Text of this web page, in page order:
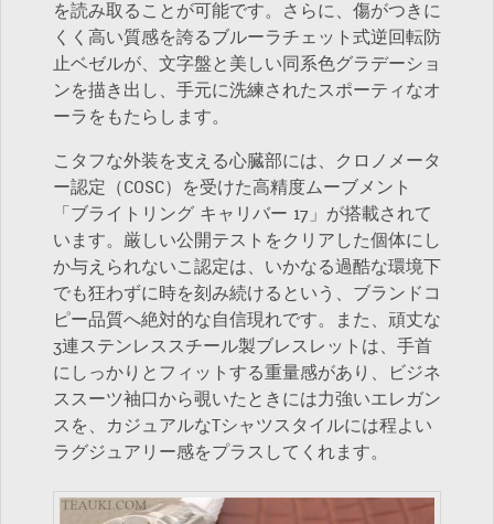
を読み取ることが可能です。さらに、傷がつきに
くく高い質感を誇るブルーラチェット式逆回転防
止ベゼルが、文字盤と美しい同系色グラデーショ
ンを描き出し、手元に洗練されたスポーティなオ
ーラをもたらします。
こタフな外装を支える心臓部には、クロノメータ
ー認定（COSC）を受けた高精度ムーブメント
「ブライトリング キャリバー 17」が搭載されて
います。厳しい公開テストをクリアした個体にし
か与えられないこ認定は、いかなる過酷な環境下
でも狂わずに時を刻み続けるという、ブランドコ
ピー品質へ絶対的な自信現れです。また、頑丈な
3連ステンレススチール製ブレスレットは、手首
にしっかりとフィットする重量感があり、ビジネ
ススーツ袖口から覗いたときには力強いエレガン
スを、カジュアルなTシャツスタイルには程よい
ラグジュアリー感をプラスしてくれます。